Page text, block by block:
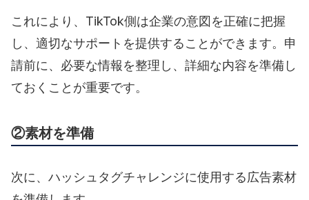
これにより、TikTok側は企業の意図を正確に把握
し、適切なサポートを提供することができます。申
請前に、必要な情報を整理し、詳細な内容を準備し
ておくことが重要です。
②素材を準備
次に、ハッシュタグチャレンジに使用する広告素材